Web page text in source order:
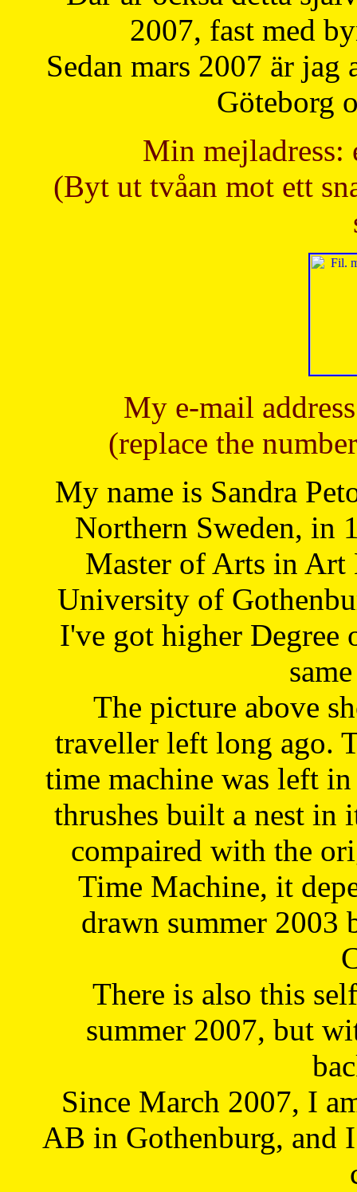
2007, fast med
Sedan mars 2007 är
Göteborg
Min mejladress:
(Byt ut tvåan mot ett
My e-mail
(replace the
My name is Sandra
Northern Sweden, in
Master of Arts in Art
University of
I've got higher Degree
The picture above
traveller left long ago.
time machine was left
thrushes built a nest in
compaired with the
Time Machine, it
drawn summer 2003
There is also this
summer 2007, but
Since March 2007, I
AB in Gothenburg, and